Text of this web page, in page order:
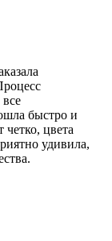
быстро и
цвета
удивила,